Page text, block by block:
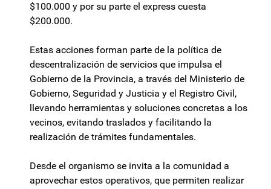
$100.000 y por su parte el express cuesta
$200.000.
Estas acciones forman parte de la política de
descentralización de servicios que impulsa el
Gobierno de la Provincia, a través del Ministerio de
Gobierno, Seguridad y Justicia y el Registro Civil,
llevando herramientas y soluciones concretas a los
vecinos, evitando traslados y facilitando la
realización de trámites fundamentales.
Desde el organismo se invita a la comunidad a
aprovechar estos operativos, que permiten realizar